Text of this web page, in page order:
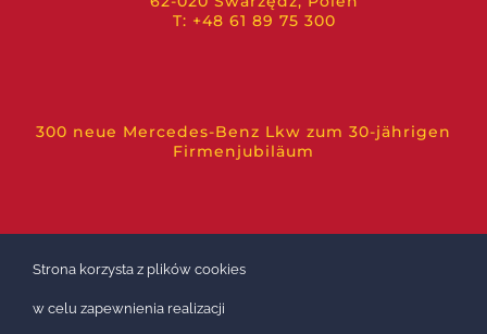
T: +48 61 89 75 300
300 neue Mercedes-Benz Lkw zum 30-jährigen
Firmenjubiläum
Strona korzysta z plików cookies
w celu zapewnienia realizacji